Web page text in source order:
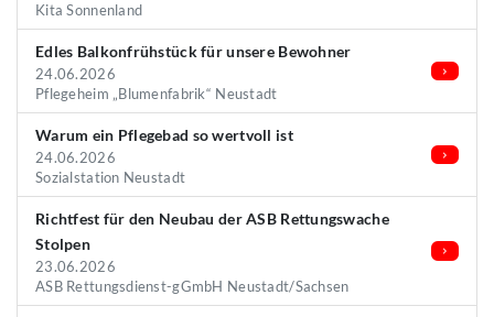
Kita Sonnenland
Edles Balkonfrühstück für unsere Bewohner
24.06.2026
Pflegeheim „Blumenfabrik“ Neustadt
Warum ein Pflegebad so wertvoll ist
24.06.2026
Sozialstation Neustadt
Richtfest für den Neubau der ASB Rettungswache
Stolpen
23.06.2026
ASB Rettungsdienst-gGmbH Neustadt/Sachsen